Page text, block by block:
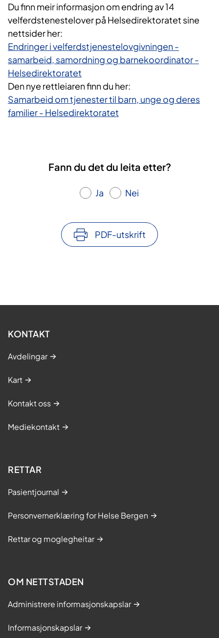
Du finn meir informasjon om endring av 14
velferdstenestelover på Helsedirektoratet sine
nettsider her:
Endringer i velferdstjenestelovgivningen -
samarbeid, samordning og barnekoordinator -
Helsedirektoratet
​Den nye rettleiaren finn ​du her:
Samarbeid om tjenester til barn, unge og deres
familier - Helsedirektoratet
Fann du det du leita etter?
Ja Nei
PDF-utskrift
KONTAKT
Avdelingar
Kart
Kontakt oss
Mediekontakt
RETTAR
Pasientjournal
Personvernerklæring for Helse Bergen
Rettar og moglegheitar
OM NETTSTADEN
Administrere informasjonskapslar
Informasjonskapslar